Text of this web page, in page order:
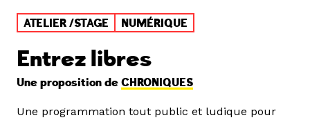
ATELIER /STAGE NUMÉRIQUE
Entrez libres
Une proposition de CHRONIQUES
Une programmation tout public et ludique pour